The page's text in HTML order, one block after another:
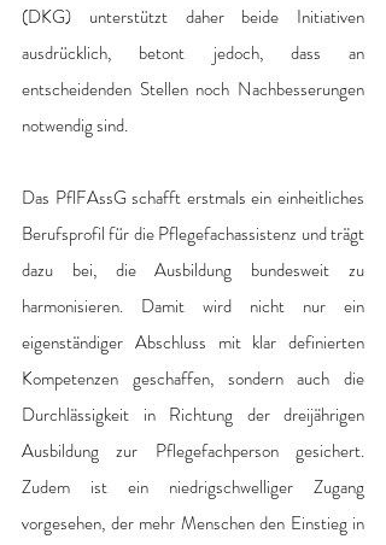
(DKG) unterstützt daher beide Initiativen
ausdrücklich, betont jedoch, dass an
entscheidenden Stellen noch Nachbesserungen
notwendig sind.
Das PflFAssG schafft erstmals ein einheitliches
Berufsprofil für die Pflegefachassistenz und trägt
dazu bei, die Ausbildung bundesweit zu
harmonisieren. Damit wird nicht nur ein
eigenständiger Abschluss mit klar definierten
Kompetenzen geschaffen, sondern auch die
Durchlässigkeit in Richtung der dreijährigen
Ausbildung zur Pflegefachperson gesichert.
Zudem ist ein niedrigschwelliger Zugang
vorgesehen, der mehr Menschen den Einstieg in